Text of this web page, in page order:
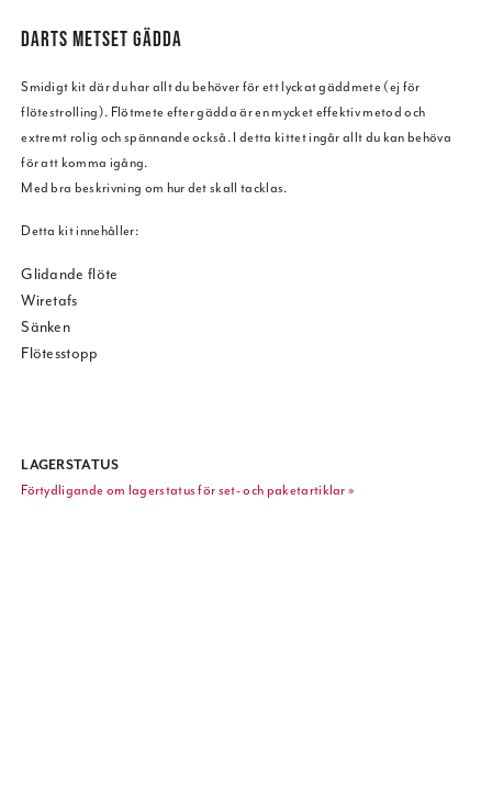
DARTS METSET GÄDDA
Smidigt kit där du har allt du behöver för ett lyckat gäddmete (ej för
flötestrolling). Flötmete efter gädda är en mycket effektiv metod och
extremt rolig och spännande också. I detta kittet ingår allt du kan behöva
för att komma igång.
Med bra beskrivning om hur det skall tacklas.
Detta kit innehåller:
Glidande flöte
Wiretafs
Sänken
Flötesstopp
LAGERSTATUS
Förtydligande om lagerstatus för set- och paketartiklar »